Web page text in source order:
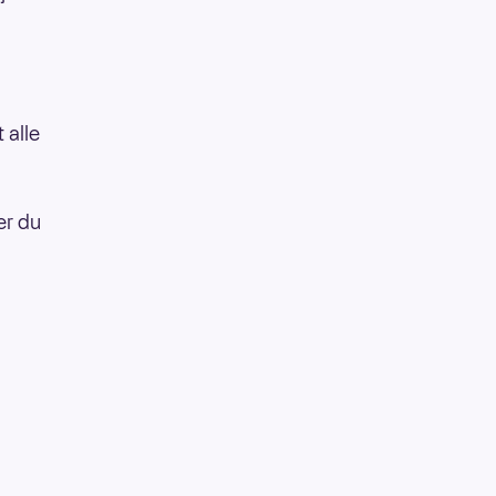
alle
du